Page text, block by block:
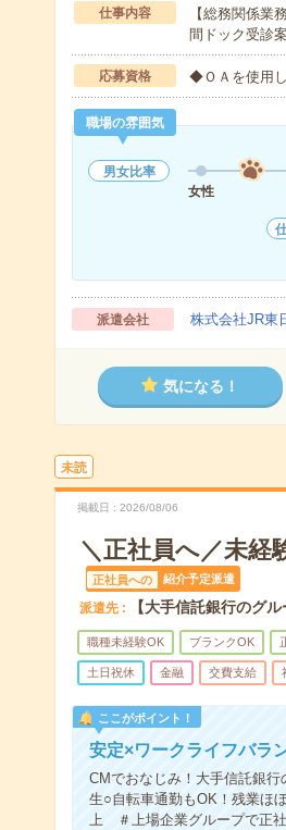
仕事内容
【総務関係
間ドック受診
応募資格 ◆ＯＡを使用
職場の雰囲気
男女比率
女性
派遣会社 株式会社JR東
気になる！
未読
掲載日 2026/08/06
＼正社員へ／未経
正社員への 紹介予定派遣
派遣先 【大手信託銀行のグ
職種未経験OK ブランクOK
土日祝休 金融 交費支給
ここがポイント！
安定×ワークライフバラ
CMでおなじみ！大手信託銀
生○自転車通勤もOK！残業ほ
上 ＃上場企業グループで正